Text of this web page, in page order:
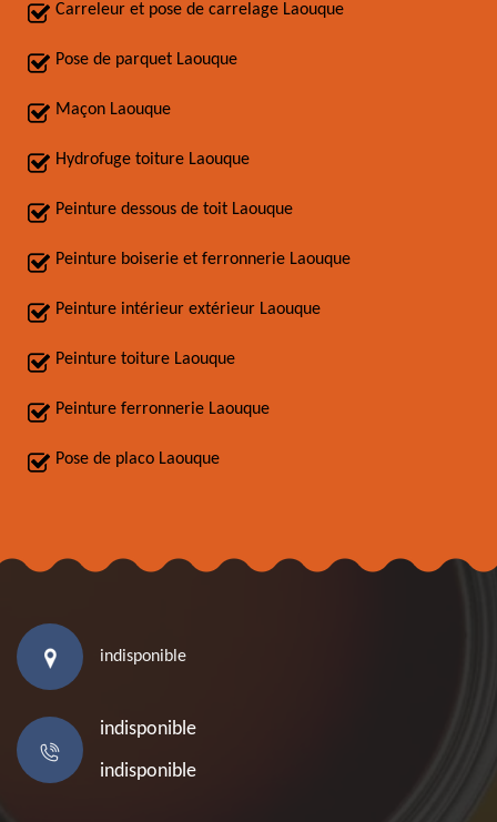
Carreleur et pose de carrelage Laouque
Pose de parquet Laouque
Maçon Laouque
Hydrofuge toiture Laouque
Peinture dessous de toit Laouque
Peinture boiserie et ferronnerie Laouque
Peinture intérieur extérieur Laouque
Peinture toiture Laouque
Peinture ferronnerie Laouque
Pose de placo Laouque
indisponible
indisponible
indisponible